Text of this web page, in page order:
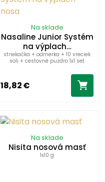
Na sklade
Nasaline Junior Systém
na výplach…
striekačka + odmerka + 10 vreciek
soli + cestovné puzdro 1x1 set
18,82 €
Na sklade
Nisita nosová masť
1x10 g